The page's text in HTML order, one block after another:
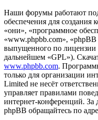
Наши форумы работают
обеспечения для
«они», «программное
«www.phpbb.com»,
выпущенного по лицензии
дальнейшем «GPL»).
www.phpbb.com.
только для организации
Limited не несёт
управляет правилами
интернет-конференций.
phpBB обращайтесь по